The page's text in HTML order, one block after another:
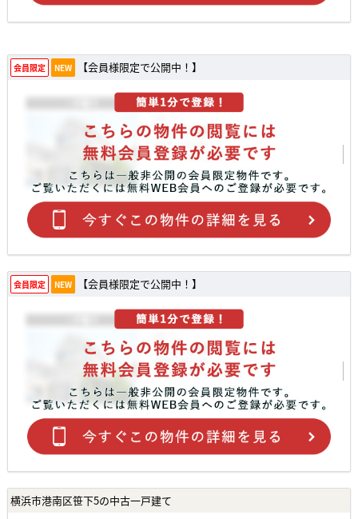
会員限定 NEW 【会員様限定で公開中！】
会員限定 NEW 【会員様限定で公開中！】
横浜市港南区笹下5の中古一戸建て